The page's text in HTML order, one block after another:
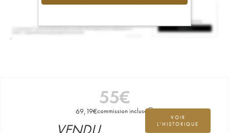
55€
69,19€commission incluse
VOIR
L'HISTORIQUE